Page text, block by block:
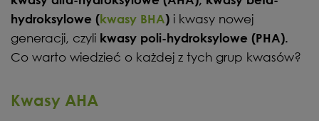
hydroksylowe (kwasy BHA) i kwasy nowej
generacji, czyli kwasy poli-hydroksylowe (PHA).
Co warto wiedzieć o każdej z tych grup kwasów?
Kwasy AHA